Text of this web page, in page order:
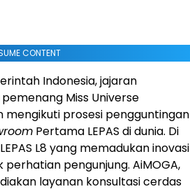
CONTENT
Indonesia, jajaran
Miss Universe
mengikuti prosesi pengguntingan
Pertama LEPAS di dunia. Di
L8 yang memadukan inovasi
pengunjung. AiMOGA,
layanan konsultasi cerdas